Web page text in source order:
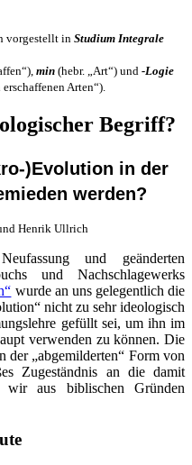
vorgestellt in Studium Integrale
min (hebr. „Art“) und -Logie
Arten“).
Begriff?
)Evolution in der
werden?
Henrik Ullrich
und geänderten
und Nachschlagewerks
wurde an uns gelegentlich die
nicht zu sehr ideologisch
gefüllt sei, um ihn im
verwenden zu können. Die
der „abgemilderten“ Form von
Zugeständnis an die damit
wir aus biblischen Gründen